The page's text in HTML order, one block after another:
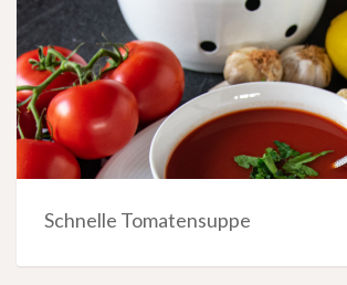
Schnelle Tomatensuppe